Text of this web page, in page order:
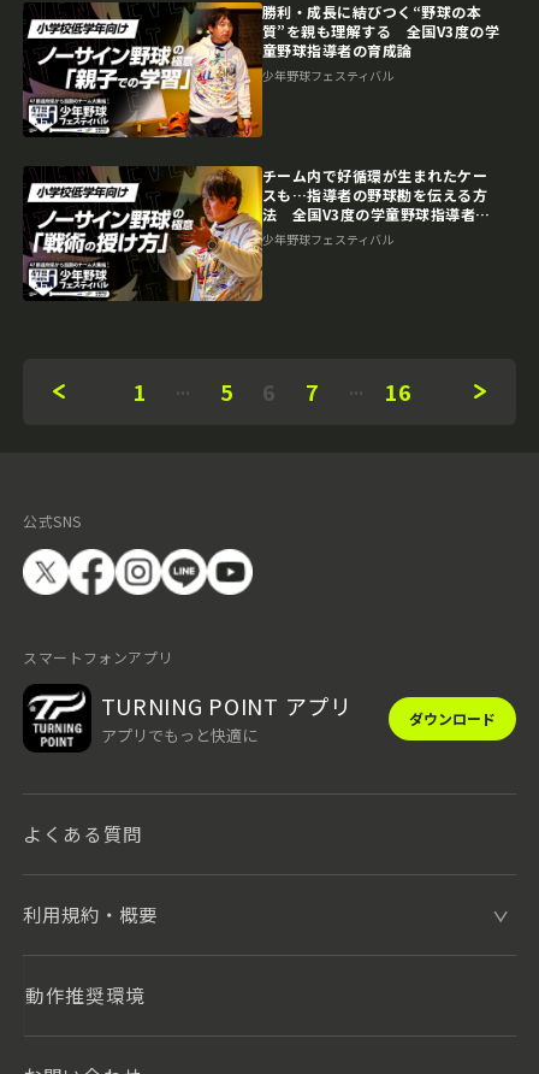
勝利・成長に結びつく“野球の本
質”を親も理解する 全国V3度の学
童野球指導者の育成論
少年野球フェスティバル
チーム内で好循環が生まれたケー
スも…指導者の野球勘を伝える方
法 全国V3度の学童野球指導者の
戦術指導
少年野球フェスティバル
1 5 6 7 16
公式SNS
スマートフォンアプリ
TURNING POINT アプリ
アプリでもっと快適に
ダウンロード
よくある質問
利用規約・概要
動作推奨環境